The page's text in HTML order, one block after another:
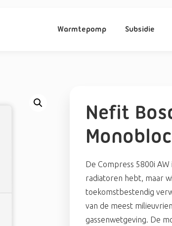
Warmtepomp Subsidie
Nefit
De Compress 5800i
radiatoren hebt, maar
toekomstbestendig
van de meest
gassenwetgeving. De